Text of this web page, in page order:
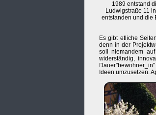
1989 entstand
Ludwigstraße 11
entstanden und die
Es gibt etliche
denn in der
soll niemandem
widerständig,
Ideen umzusetzen.